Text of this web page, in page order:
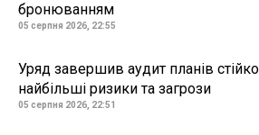
бронюванням
05 серпня 2026, 22:55
Уряд завершив аудит планів
найбільші ризики та загрози
05 серпня 2026, 22:51